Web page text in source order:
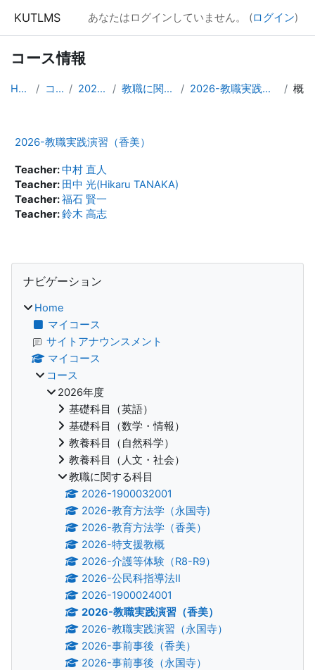
KUTLMS あなたはログインしていません。 (ログイン)
コース情報
Home コース 2026年度 教職に関する科目 2026-教職実践演習（香美）
2026-教職実践演習（香美）
Teacher:中村 直人
Teacher: 田中 光(Hikaru TANAKA)
Teacher:福石 賢一
Teacher:鈴木 高志
ブロック
ナビゲーション
Home
マイコース
サイトアナウンスメント
マイコース
コース
2026年度
基礎科目（英語）
基礎科目（数学・情報）
教養科目（自然科学）
教養科目（人文・社会）
教職に関する科目
2026-1900032001
2026-教育方法学（永国寺)
2026-教育方法学（香美）
2026-特支援教概
2026-介護等体験（R8-R9）
2026-公民科指導法II
2026-1900024001
2026-教職実践演習（香美）
2026-教職実践演習（永国寺）
2026-事前事後（香美）
2026-事前事後（永国寺）